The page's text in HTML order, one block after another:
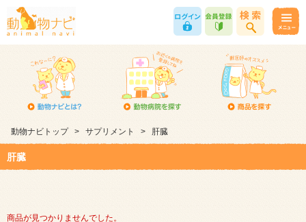
動物ナビトップ > サプリメント > 肝臓
肝臓
商品が見つかりませんでした。